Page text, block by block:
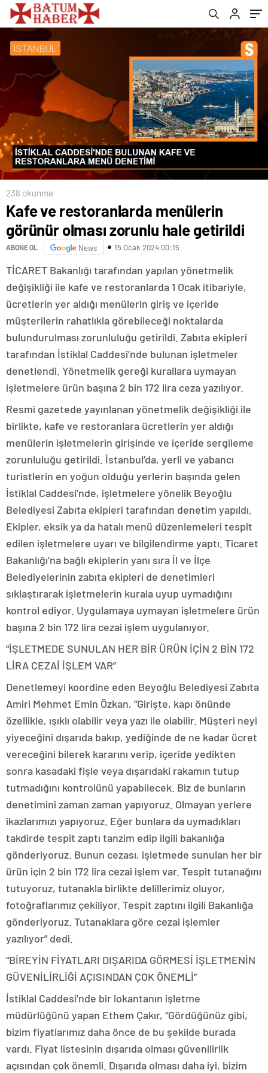
238 okunma
Kafe ve restoranlarda menülerin
görünür olması zorunlu hale getirildi
ABONE OL News 15 Ocak 2024 00:15
TİCARET Bakanlığı tarafından yapılan yönetmelik
değişikliği ile kafe ve restoranlarda 1 Ocak itibariyle,
ücretlerin yer aldığı menülerin giriş ve içeride
müşterilerin rahatlıkla görebileceği noktalarda
bulundurulması zorunluluğu getirildi. Zabıta ekipleri
tarafından İstiklal Caddesi’nde bulunan işletmeler
denetlendi. Yönetmelik gereği kurallara uymayan
işletmelere ürün başına 2 bin 172 lira ceza yazılıyor.
Resmi gazetede yayınlanan yönetmelik değişikliği ile
birlikte, kafe ve restoranlara ücretlerin yer aldığı
menülerin işletmelerin girişinde ve içeride sergileme
zorunluluğu getirildi. İstanbul’da, yerli ve yabancı
turistlerin en yoğun olduğu yerlerin başında gelen
İstiklal Caddesi’nde, işletmelere yönelik Beyoğlu
Belediyesi Zabıta ekipleri tarafından denetim yapıldı.
Ekipler, eksik ya da hatalı menü düzenlemeleri tespit
edilen işletmelere uyarı ve bilgilendirme yaptı. Ticaret
Bakanlığı’na bağlı ekiplerin yanı sıra İl ve İlçe
Belediyelerinin zabıta ekipleri de denetimleri
sıklaştırarak işletmelerin kurala uyup uymadığını
kontrol ediyor. Uygulamaya uymayan işletmelere ürün
başına 2 bin 172 lira cezai işlem uygulanıyor.
“İŞLETMEDE SUNULAN HER BİR ÜRÜN İÇİN 2 BİN 172
LİRA CEZAİ İŞLEM VAR”
Denetlemeyi koordine eden Beyoğlu Belediyesi Zabıta
Amiri Mehmet Emin Özkan, “Girişte, kapı önünde
özellikle, ışıklı olabilir veya yazı ile olabilir. Müşteri neyi
yiyeceğini dışarıda bakıp, yediğinde de ne kadar ücret
vereceğini bilerek kararını verip, içeride yedikten
sonra kasadaki fişle veya dışarıdaki rakamın tutup
tutmadığını kontrolünü yapabilecek. Biz de bunların
denetimini zaman zaman yapıyoruz. Olmayan yerlere
ikazlarımızı yapıyoruz. Eğer bunlara da uymadıkları
takdirde tespit zaptı tanzim edip ilgili bakanlığa
gönderiyoruz. Bunun cezası, işletmede sunulan her bir
ürün için 2 bin 172 lira cezai işlem var. Tespit tutanağını
tutuyoruz, tutanakla birlikte delillerimiz oluyor,
fotoğraflarımız çekiliyor. Tespit zaptını ilgili Bakanlığa
gönderiyoruz. Tutanaklara göre cezai işlemler
yazılıyor” dedi.
“BİREYİN FİYATLARI DIŞARIDA GÖRMESİ İŞLETMENİN
GÜVENİLİRLİĞİ AÇISINDAN ÇOK ÖNEMLİ”
İstiklal Caddesi’nde bir lokantanın işletme
müdürlüğünü yapan Ethem Çakır, “Gördüğünüz gibi,
bizim fiyatlarımız daha önce de bu şekilde burada
vardı. Fiyat listesinin dışarıda olması güvenilirlik
açısından çok önemli. Dışarıda olması daha iyi, bizim